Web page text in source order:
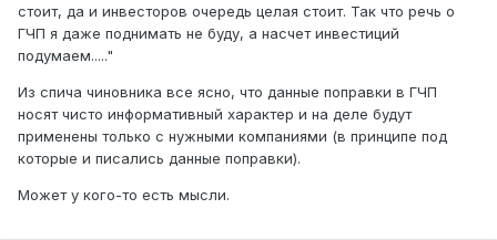
стоит, да и инвесторов очередь целая стоит. Так что речь о
ГЧП я даже поднимать не буду, а насчет инвестиций
подумаем....."
Из спича чиновника все ясно, что данные поправки в ГЧП
носят чисто информативный характер и на деле будут
применены только с нужными компаниями (в принципе под
которые и писались данные поправки).
Может у кого-то есть мысли.